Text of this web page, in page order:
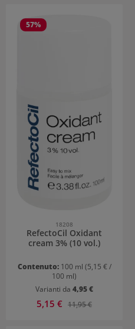
57%
18208
RefectoCil Oxidant
cream 3% (10 vol.)
Contenuto: 100 ml (5,15 € /
100 ml)
Varianti da 4,95 €
Prezzo di vendita:
5,15 € Prezzo normale:
11,95 €